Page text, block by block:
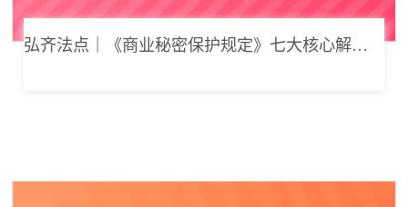
弘齐法点｜《商业秘密保护规定》七大核心解读，浅谈企业商业秘密合规管理新思路